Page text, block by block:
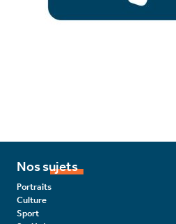
Nos sujets
Portraits
Culture
Sport